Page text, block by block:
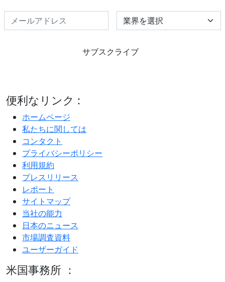
Select Industry
サブスクライブ
便利なリンク :
ホームページ
私たちに関しては
コンタクト
プライバシーポリシー
利用規約
プレスリリース
レポート
サイトマップ
当社の能力
日本のニュース
市場調査資料
ユーザーガイド
米国事務所 ：